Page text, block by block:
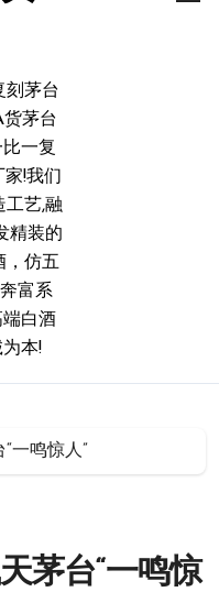
刻茅台
茅台
一复
!我们
工艺,融
精装的
，仿五
富系
白酒
本!
一鸣惊人”
茅台“一鸣惊